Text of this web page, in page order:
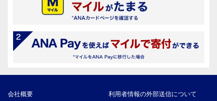
会社概要 利用者情報の外部送信について